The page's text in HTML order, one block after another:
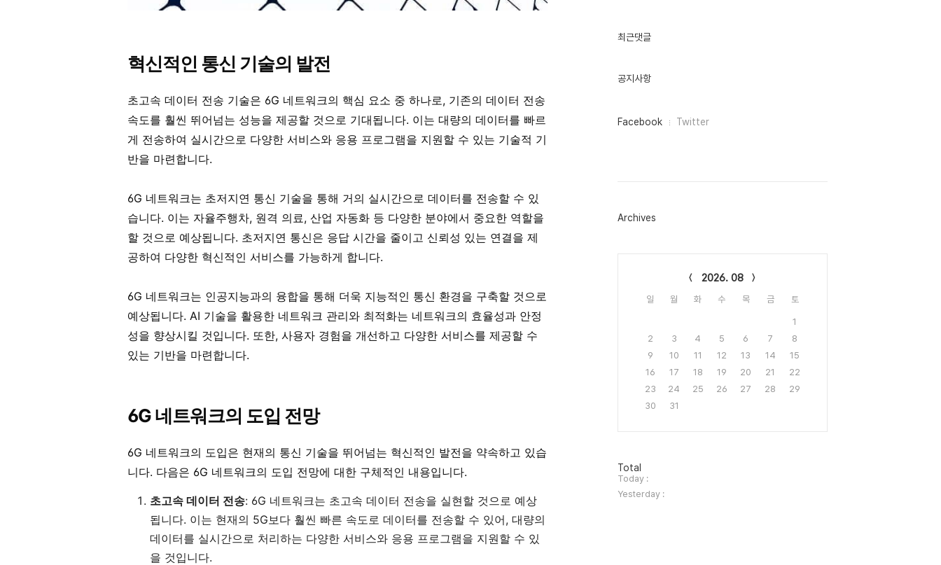
혁신적인 통신 기술의 발전
초고속 데이터 전송 기술은 6G 네트워크의 핵심 요소 중 하나로, 기존의 데이터 전송
속도를 훨씬 뛰어넘는 성능을 제공할 것으로 기대됩니다. 이는 대량의 데이터를 빠르
게 전송하여 실시간으로 다양한 서비스와 응용 프로그램을 지원할 수 있는 기술적 기
반을 마련합니다.
6G 네트워크는 초저지연 통신 기술을 통해 거의 실시간으로 데이터를 전송할 수 있
습니다. 이는 자율주행차, 원격 의료, 산업 자동화 등 다양한 분야에서 중요한 역할을
할 것으로 예상됩니다. 초저지연 통신은 응답 시간을 줄이고 신뢰성 있는 연결을 제
공하여 다양한 혁신적인 서비스를 가능하게 합니다.
6G 네트워크는 인공지능과의 융합을 통해 더욱 지능적인 통신 환경을 구축할 것으로
예상됩니다. AI 기술을 활용한 네트워크 관리와 최적화는 네트워크의 효율성과 안정
성을 향상시킬 것입니다. 또한, 사용자 경험을 개선하고 다양한 서비스를 제공할 수
있는 기반을 마련합니다.
6G 네트워크의 도입 전망
6G 네트워크의 도입은 현재의 통신 기술을 뛰어넘는 혁신적인 발전을 약속하고 있습
니다. 다음은 6G 네트워크의 도입 전망에 대한 구체적인 내용입니다.
초고속 데이터 전송: 6G 네트워크는 초고속 데이터 전송을 실현할 것으로 예상
됩니다. 이는 현재의 5G보다 훨씬 빠른 속도로 데이터를 전송할 수 있어, 대량의
데이터를 실시간으로 처리하는 다양한 서비스와 응용 프로그램을 지원할 수 있
을 것입니다.
인
최근댓글
공지사항
페
그
Facebook Twitter
Archives
2026. 08
일 월 화 수 목 금 토
1
2
3 4 5 6 7
8
9
10 11 12 13 14
15
16
17 18 19 20 21
22
23
24 25 26 27 28
29
30
31
방
문
자
수
Total
Today :
Yesterday :